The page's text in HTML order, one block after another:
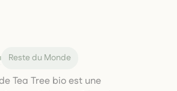
Reste du Monde
Tea Tree bio est une